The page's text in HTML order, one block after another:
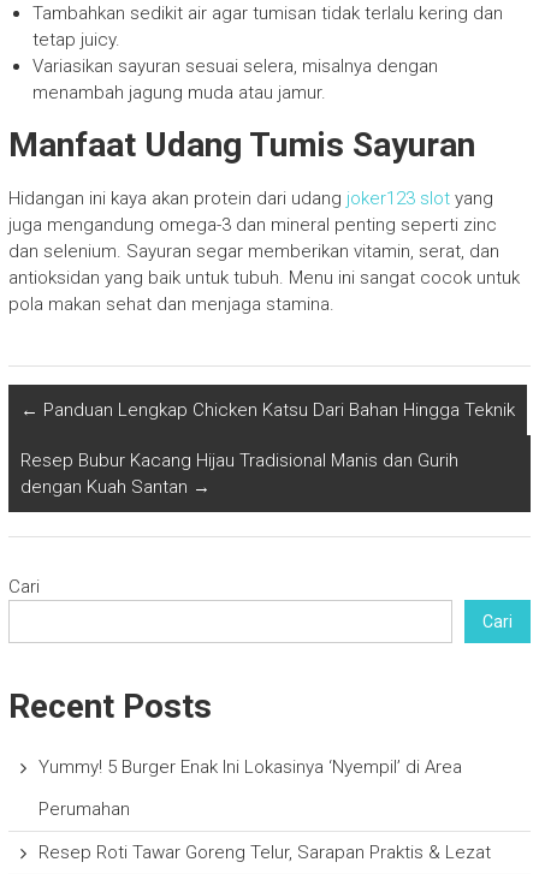
Tambahkan sedikit air agar tumisan tidak terlalu kering dan
tetap juicy.
Variasikan sayuran sesuai selera, misalnya dengan
menambah jagung muda atau jamur.
Manfaat Udang Tumis Sayuran
Hidangan ini kaya akan protein dari udang joker123 slotyang
juga mengandung omega-3 dan mineral penting seperti zinc
dan selenium. Sayuran segar memberikan vitamin, serat, dan
antioksidan yang baik untuk tubuh. Menu ini sangat cocok untuk
pola makan sehat dan menjaga stamina.
← Panduan Lengkap Chicken Katsu Dari Bahan Hingga Teknik
Resep Bubur Kacang Hijau Tradisional Manis dan Gurih
dengan Kuah Santan →
Cari
Cari
Recent Posts
Yummy! 5 Burger Enak Ini Lokasinya ‘Nyempil’ di Area
Perumahan
Resep Roti Tawar Goreng Telur, Sarapan Praktis & Lezat